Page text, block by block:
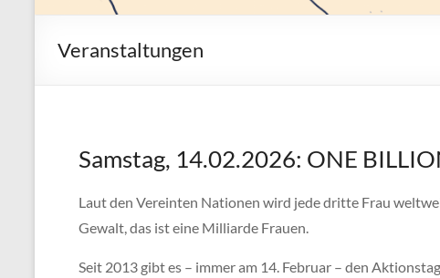
Veranstaltungen
Samstag, 14.02.2026: ONE
Laut den Vereinten Nationen wird jede dritte Frau
Gewalt, das ist eine Milliarde Frauen.
Seit 2013 gibt es – immer am 14. Februar – den